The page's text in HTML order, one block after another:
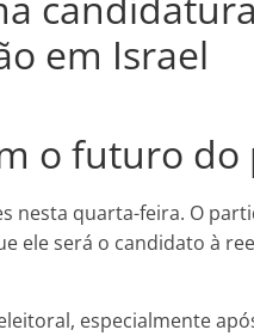
em Israel
o futuro do
nesta quarta-feira. O
ele será o candidato à
especialmente